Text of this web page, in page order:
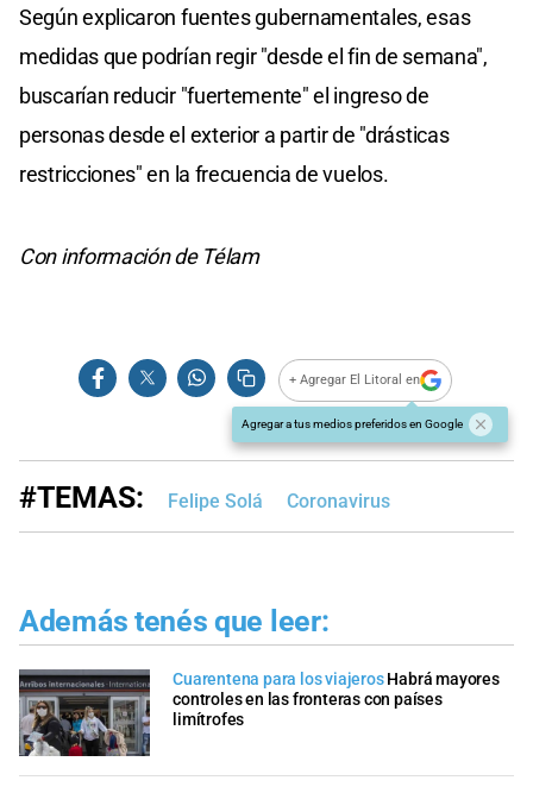
Según explicaron fuentes gubernamentales, esas
medidas que podrían regir "desde el fin de semana",
buscarían reducir "fuertemente" el ingreso de
personas desde el exterior a partir de "drásticas
restricciones" en la frecuencia de vuelos.
Con información de Télam
+ Agregar El Litoral en
Agregar a tus medios preferidos en Google
#TEMAS: Felipe Solá Coronavirus
Además tenés que leer:
Cuarentena para los viajerosHabrá mayores
controles en las fronteras con países
limítrofes